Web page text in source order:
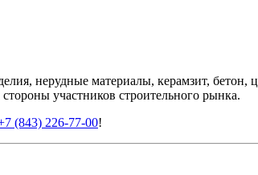
нерудные материалы, керамзит, бетон,
участников строительного рынка.
(843) 226-77-00!